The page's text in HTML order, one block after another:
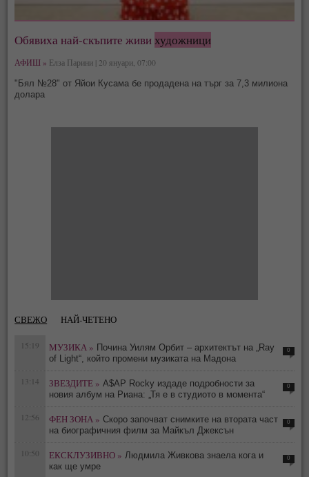
Обявиха най-скъпите живихудожници
АФИШ » Елза Парини | 20 януари, 07:00
"Бял №28" от Яйои Кусама бе продадена на търг за 7,3 милиона
долара
СВЕЖО НАЙ-ЧЕТЕНО
15:19 МУЗИКА » Почина Уилям Орбит – архитектът на „Ray
of Light“, който промени музиката на Мадона
0
13:14 ЗВЕЗДИТЕ » A$AP Rocky издаде подробности за
новия албум на Риана: „Тя е в студиото в момента“
0
12:56 ФЕН ЗОНА » Скоро започват снимките на втората част
на биографичния филм за Майкъл Джексън
0
10:50 ЕКСКЛУЗИВНО » Людмила Живкова знаела кога и
как ще умре
0